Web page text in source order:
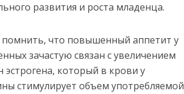
развития и роста младенца.
что повышенный аппетит у
зачастую связан с увеличением
эстрогена, который в крови у
стимулирует объем употребляемой